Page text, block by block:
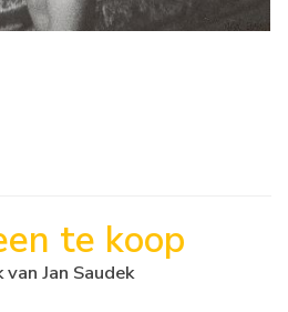
te koop
van Jan Saudek